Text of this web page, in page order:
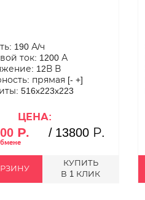
190 А/ч
ток: 1200 А
12В В
прямая [- +]
516x223x223
ЦЕНА:
Р. / 13800 Р.
КУПИТЬ
В 1 КЛИК